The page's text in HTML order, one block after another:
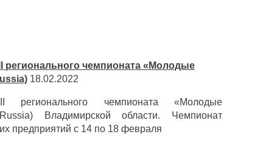
регионального чемпионата «Молодые
18.02.2022
чемпионата «Молодые
Владимирской области. Чемпионат
предприятий с 14 по 18 февраля